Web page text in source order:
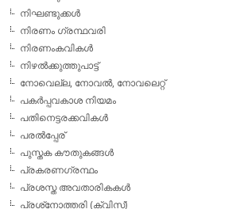
നിഘണ്ടുക്കള്‍
നിരണം ഗ്രന്ഥവരി
നിരണംകവികള്‍
നിഴല്‍ക്കുത്തുപാട്ട്
നോവെല്ല, നോവല്‍, നോവലെറ്റ്
പകര്‍പ്പവകാശ നിയമം
പതിനെട്ടരക്കവികള്‍
പരല്‍പ്പേര്
പുസ്തക കൗതുകങ്ങള്‍
പ്രകരണഗ്രന്ഥം
പ്രശസ്ത അവതാരികകള്‍
പ്രശ്‌നോത്തരി (ക്വിസ്)